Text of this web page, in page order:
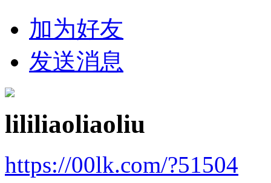
加为好友
发送消息
lililiaoliaoliu
https://00lk.com/?51504